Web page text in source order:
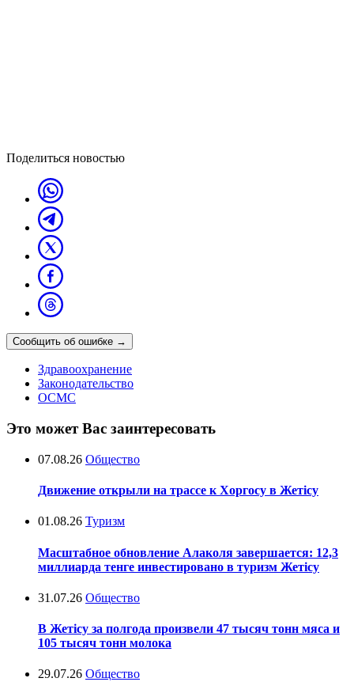
Поделиться новостью
Сообщить об ошибке →
Здравоохранение
Законодательство
ОСМС
Это может Вас заинтересовать
07.08.26 Общество
Движение открыли на трассе к Хоргосу в Жетісу
01.08.26 Туризм
Масштабное обновление Алаколя завершается: 12,3
миллиарда тенге инвестировано в туризм Жетісу
31.07.26 Общество
В Жетісу за полгода произвели 47 тысяч тонн мяса и
105 тысяч тонн молока
29.07.26 Общество